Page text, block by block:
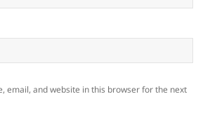
email, and website in this browser for the next